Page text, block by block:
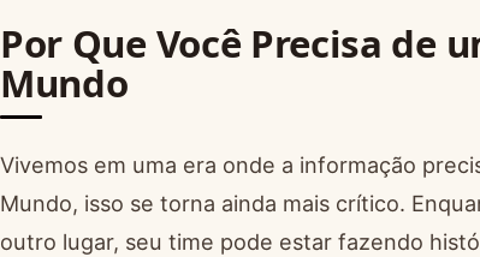
Por Que Você Precisa de
Mundo
Vivemos em uma era onde a informação
Mundo, isso se torna ainda mais crítico.
outro lugar, seu time pode estar fazendo